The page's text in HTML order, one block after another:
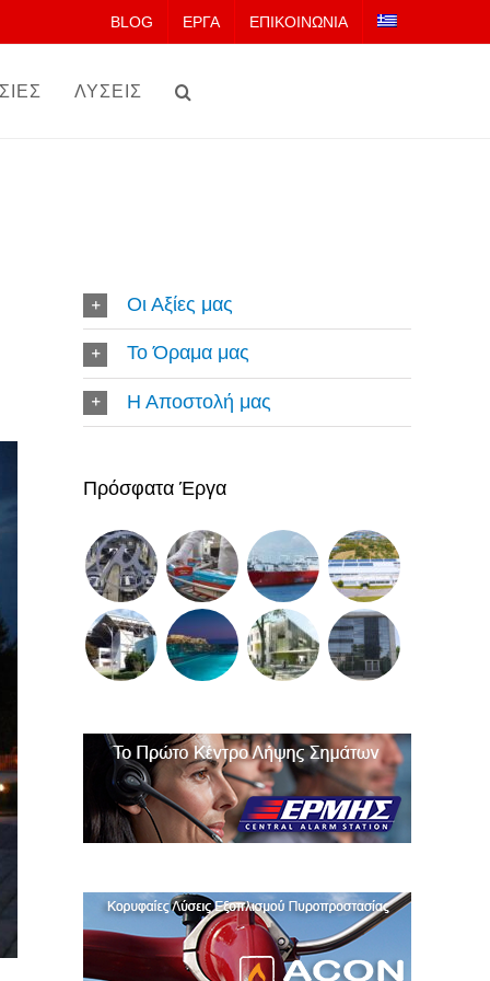
BLOG ΕΡΓΑ ΕΠΙΚΟΙΝΩΝΙΑ
ΛΥΣΕΙΣ
Οι Αξίες μας
Το Όραμα μας
Η Αποστολή μας
Πρόσφατα Έργα